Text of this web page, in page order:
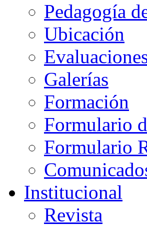
Pedagogía
Ubicación
Galerías
Formación
Formulario
Formulario
Institucional
Revista